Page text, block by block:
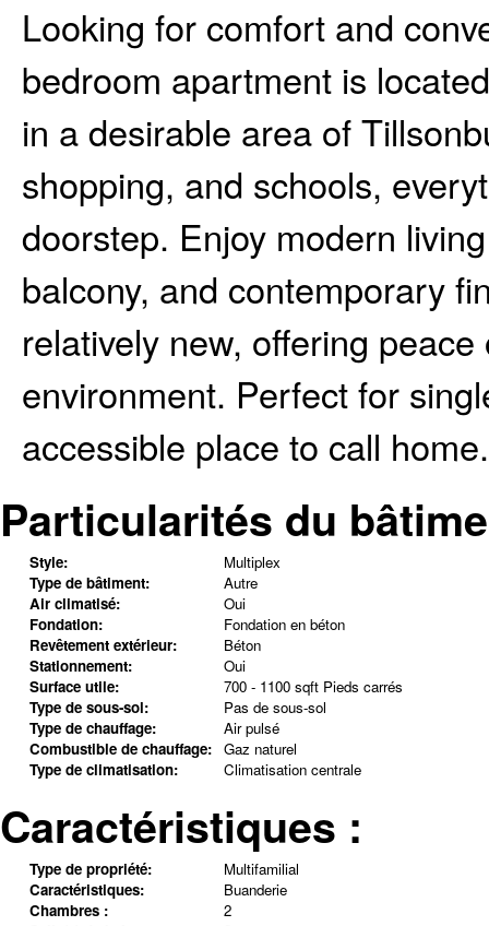
Looking for comfort and
bedroom apartment is
in a desirable area of
shopping, and schools,
doorstep. Enjoy modern
balcony, and contemporary
relatively new, offering
environment. Perfect for
accessible place to call
Particularités du
Style:
Multiplex
Type de bâtiment:
Autre
Air climatisé:
Oui
Fondation:
Fondation en béton
Revêtement extérieur:
Béton
Stationnement:
Oui
Surface utile:
700 - 1100 sqft Pieds carrés
Type de sous-sol:
Pas de sous-sol
Type de chauffage:
Air pulsé
Combustible de chauffage: Gaz naturel
Type de climatisation:
Climatisation centrale
Caractéristiques :
Type de propriété:
Multifamilial
Caractéristiques:
Buanderie
Chambres :
2